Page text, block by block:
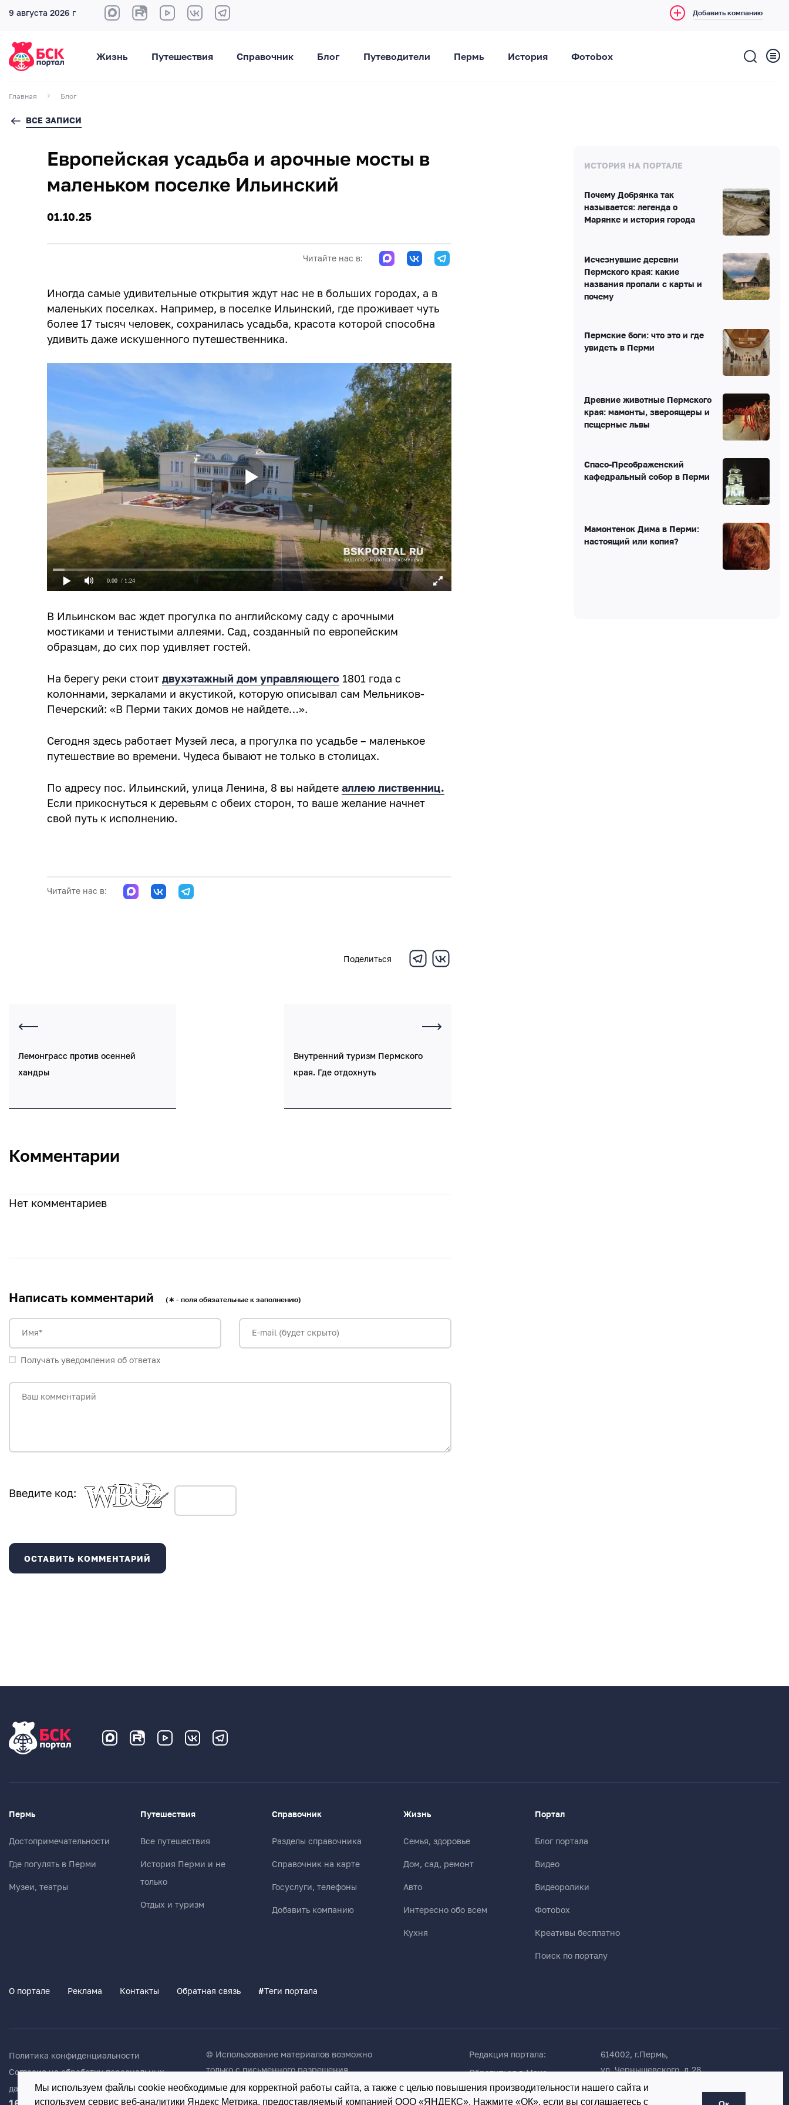
Мы используем файлы cookie необходимые для корректной работы сайта, а также с целью повышения производительности нашего сайта и
используем сервис веб-аналитики Яндекс Метрика, предоставляемый компанией ООО «ЯНДЕКС». Нажмите «ОК», если вы соглашаетесь с
9 августа 2026 г Добавить компанию
Жизнь Путешествия Справочник Блог Путеводители Пермь История Фотоbox
Главная Блог
ВСЕ ЗАПИСИ
Европейская усадьба и арочные мосты в
маленьком поселке Ильинский
01.10.25
Читайте нас в:
Иногда самые удивительные открытия ждут нас не в больших городах, а в
маленьких поселках. Например, в поселке Ильинский, где проживает чуть
более 17 тысяч человек, сохранилась усадьба, красота которой способна
удивить даже искушенного путешественника.
0:00 / 1:24
В Ильинском вас ждет прогулка по английскому саду с арочными
мостиками и тенистыми аллеями. Сад, созданный по европейским
образцам, до сих пор удивляет гостей.
На берегу реки стоитдвухэтажный дом управляющего 1801 года с
колоннами, зеркалами и акустикой, которую описывал сам Мельников-
Печерский: «В Перми таких домов не найдете…».
Сегодня здесь работает Музей леса, а прогулка по усадьбе – маленькое
путешествие во времени. Чудеса бывают не только в столицах.
По адресу пос. Ильинский, улица Ленина, 8 вы найдетеаллею лиственниц.
Если прикоснуться к деревьям с обеих сторон, то ваше желание начнет
свой путь к исполнению.
Читайте нас в:
Поделиться
Лемонграсс против осенней
хандры
Внутренний туризм Пермского
края. Где отдохнуть
Комментарии
Нет комментариев
Написать комментарий (∗ - поля обязательные к заполнению)
Имя* E-mail (будет скрыто)
Получать уведомления об ответах
Ваш комментарий
Введите код:
ИСТОРИЯ НА ПОРТАЛЕ
Почему Добрянка так
называется: легенда о
Марянке и история города
Исчезнувшие деревни
Пермского края: какие
названия пропали с карты и
почему
Пермские боги: что это и где
увидеть в Перми
Древние животные Пермского
края: мамонты, звероящеры и
пещерные львы
Спасо-Преображенский
кафедральный собор в Перми
Мамонтенок Дима в Перми:
настоящий или копия?
Пермь
Достопримечательности
Где погулять в Перми
Музеи, театры
Путешествия
Все путешествия
История Перми и не
только
Отдых и туризм
Справочник
Разделы справочника
Справочник на карте
Госуслуги, телефоны
Добавить компанию
Жизнь
Семья, здоровье
Дом, сад, ремонт
Авто
Интересно обо всем
Кухня
Портал
Блог портала
Видео
Видеоролики
Фотоbox
Креативы бесплатно
Поиск по порталу
О портале Реклама Контакты Обратная связь #Теги портала
Политика конфиденциальности
Согласие на обработку персональных
данных
© Использование материалов возможно
только с письменного разрешения
администрации портала
Редакция портала:
Обратиться в Макс
Обратиться в Телеграм
614002, г.Пермь,
ул. Чернышевского, д.28,
офис 701